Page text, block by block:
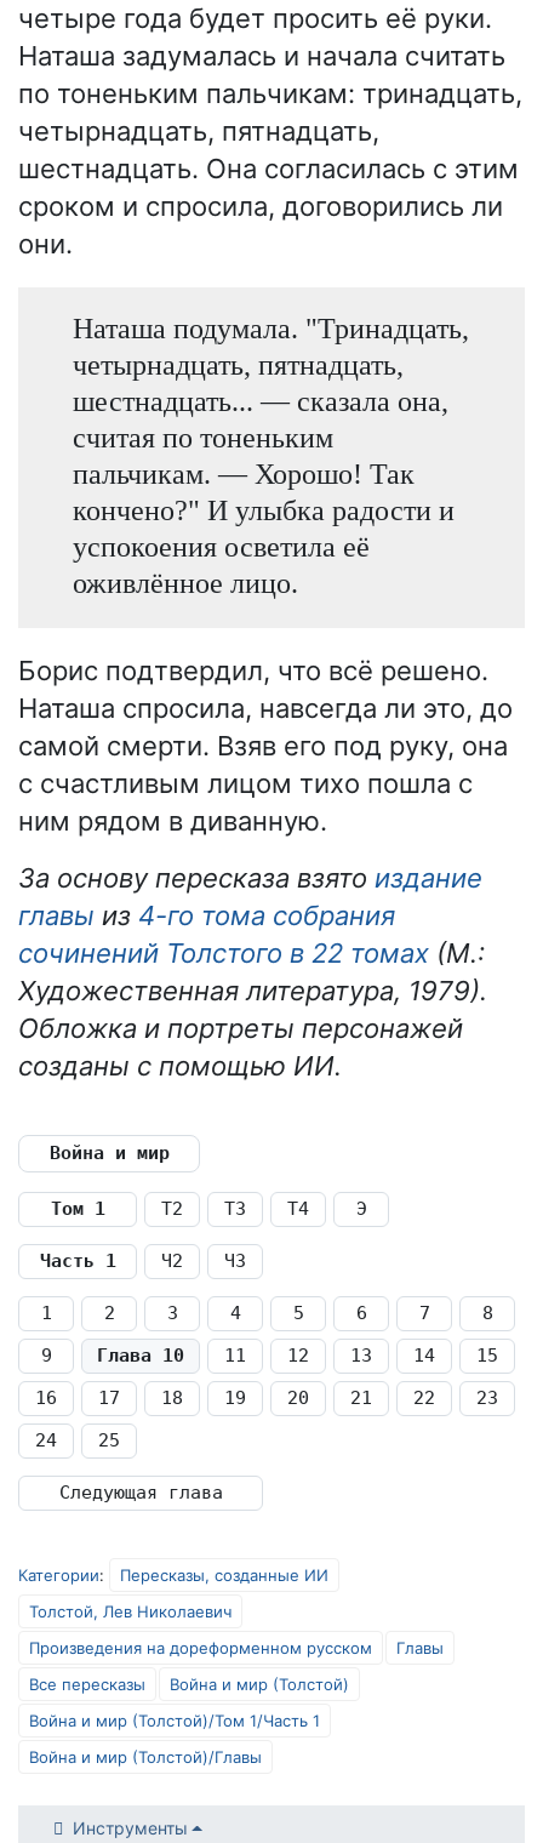
четыре года будет просить её руки.
Наташа задумалась и начала считать
по тоненьким пальчикам: тринадцать,
четырнадцать, пятнадцать,
шестнадцать. Она согласилась с этим
сроком и спросила, договорились ли
они.
Наташа подумала. "Тринадцать,
четырнадцать, пятнадцать,
шестнадцать... — сказала она,
считая по тоненьким
пальчикам. — Хорошо! Так
кончено?" И улыбка радости и
успокоения осветила её
оживлённое лицо.
Борис подтвердил, что всё решено.
Наташа спросила, навсегда ли это, до
самой смерти. Взяв его под руку, она
с счастливым лицом тихо пошла с
ним рядом в диванную.
За основу пересказа взято издание
главы из 4-го тома собрания
сочинений Толстого в 22 томах (М.:
Художественная литература, 1979).
Обложка и портреты персонажей
созданы с помощью ИИ.
Война и мир
Том 1 Т2 Т3 Т4 Э
Часть 1 Ч2 Ч3
1 2 3 4 5 6 7
8
9
Глава 10 11 12 13 14
15
16
17 18 19 20 21 22
23
24
25
Следующая глава
Категории:
Пересказы, созданные ИИ
Толстой, Лев Николаевич
Произведения на дореформенном русском
Главы
Все пересказы
Война и мир (Толстой)
Война и мир (Толстой)/Том 1/Часть 1
Война и мир (Толстой)/Главы
Инструменты